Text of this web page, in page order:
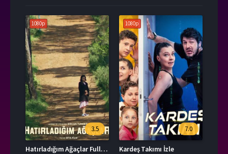
1080p
3.5
Hatırladığım Ağaçlar Full HD İzle
1080p
7.0
Kardeş Takımı İzle